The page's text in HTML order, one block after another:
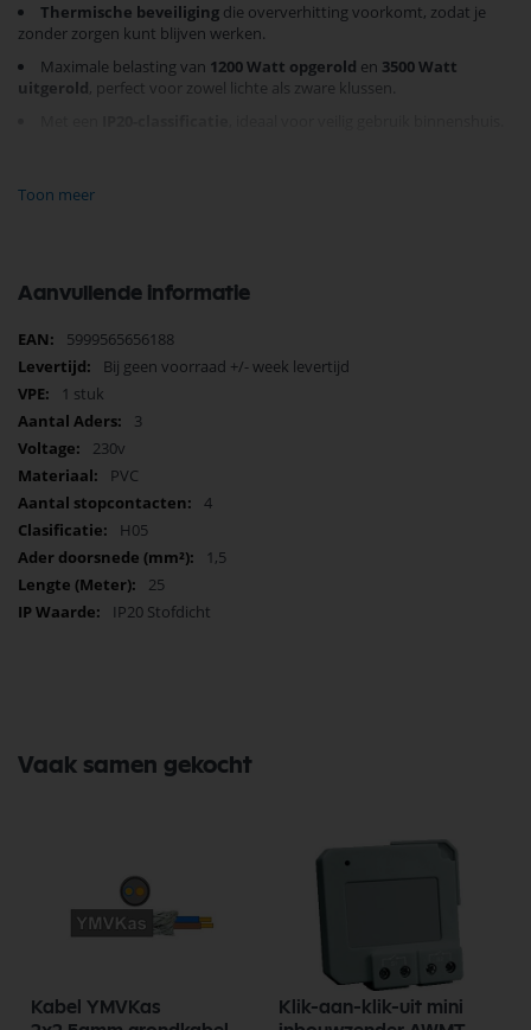
Thermische beveiligingdie oververhitting voorkomt, zodat je
zonder zorgen kunt blijven werken.
Maximale belasting van 1200 Watt opgerold en 3500 Watt
uitgerold, perfect voor zowel lichte als zware klussen.
efficiënte werkplek met veilige stroomvoorziening.
bestel vandaag nog en profiteer van ultieme betrouwbaarheid en
gemak!
Toon meer
Aanvullende informatie
Meer
informatie
5999565656188
Bij geen voorraad +/- week levertijd
1 stuk
3
230v
PVC
4
H05
1,5
25
IP20 Stofdicht
Vaak samen gekocht
Kabel YMVKas
Klik-aan-klik-uit mini